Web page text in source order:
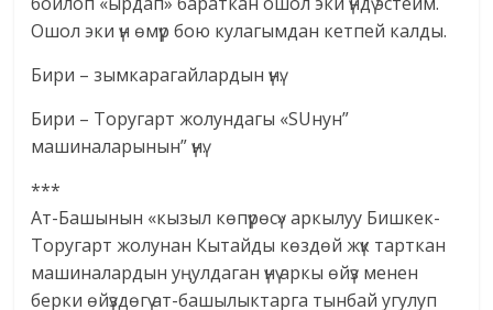
Ошол эки үн өмүр бою кулагымдан кетпей калды.
Бири – зымкарагайлардын үнү.
Бири – Торугарт жолундагы «SUнун”
машиналарынын” үнү.
***
Ат-Башынын «кызыл көпүрөсү» аркылуу Бишкек-
Торугарт жолунан Кытайды көздөй жүк тарткан
машиналардын уңулдаган үнү аркы өйүз менен
берки өйүздөгү ат-башылыктарга тынбай угулуп